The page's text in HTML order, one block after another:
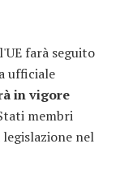
farà seguito
ufficiale
in vigore
membri
nel